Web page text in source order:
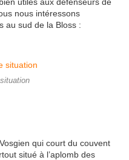
nous intéressons
au sud de la Bloss :
qui court du couvent
situé à l’aplomb des